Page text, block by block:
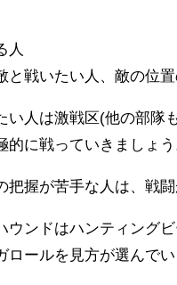
人
と戦いたい人、敵の位
い人は激戦区(他の部隊
的に戦っていきましょう
把握が苦手な人は、戦
ウンドはハンティング
ロールを見方が選んで